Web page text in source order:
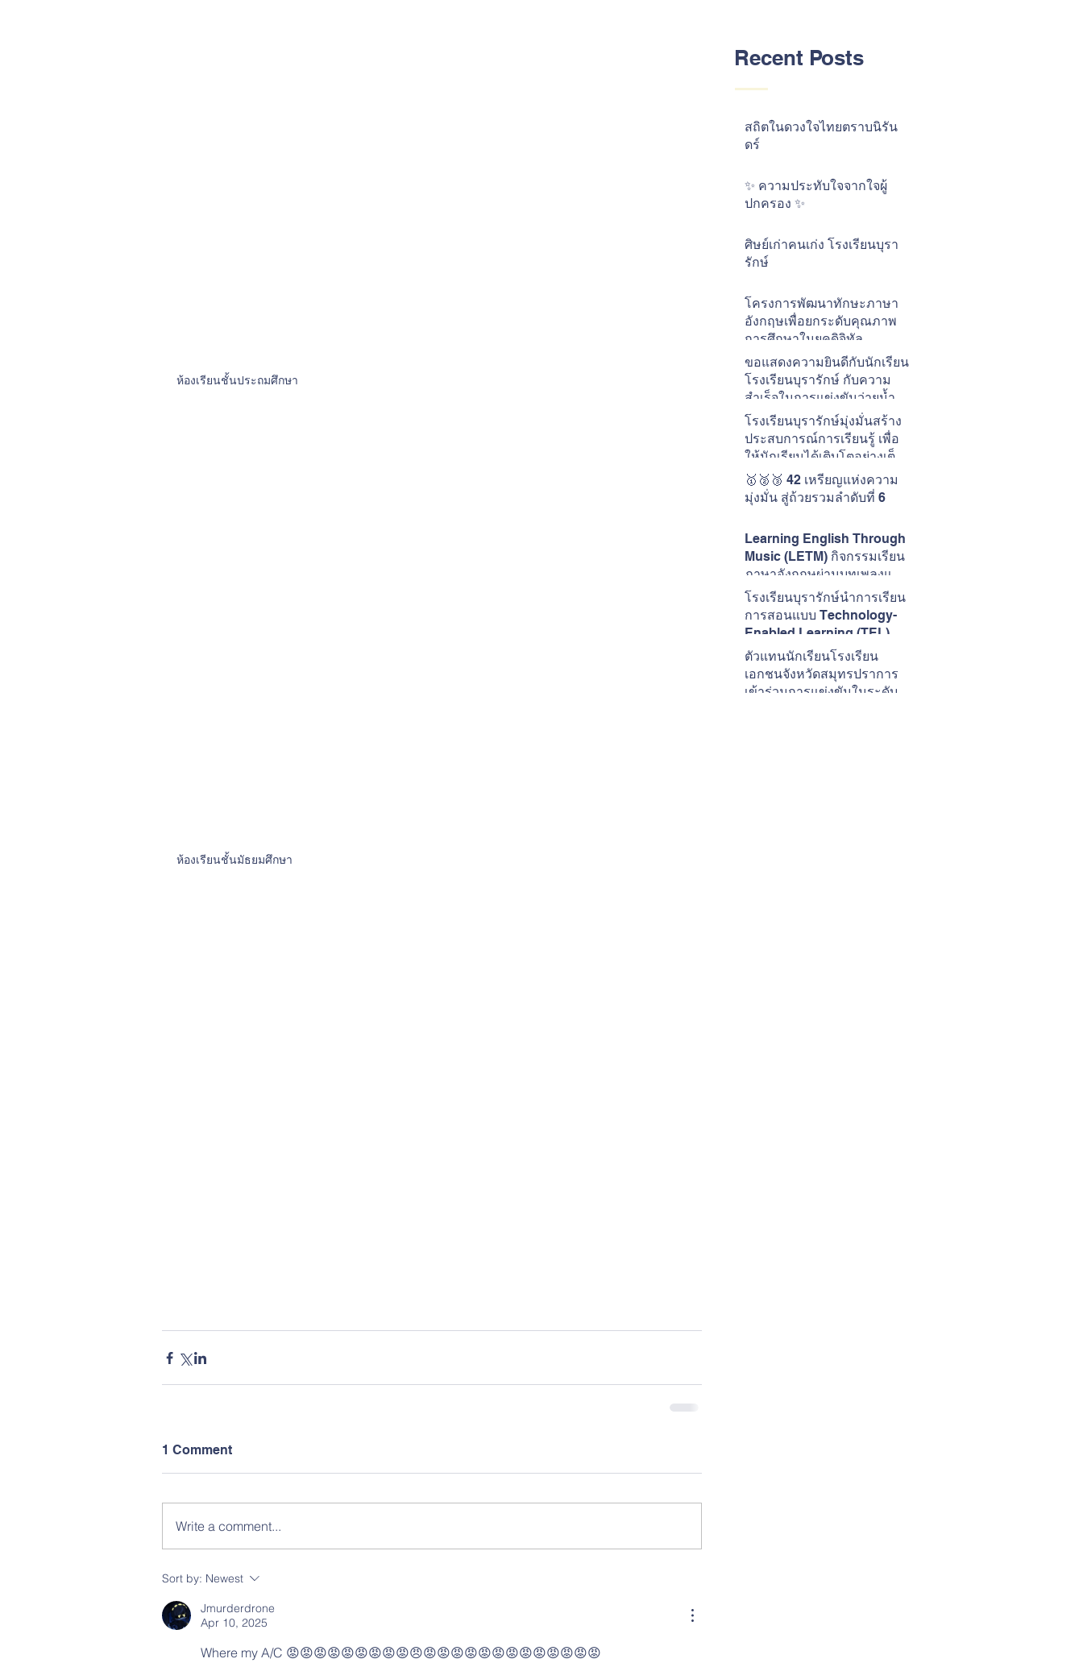
Recent Posts
สถิตในดวงใจไทยตราบนิรัน
ดร์
✨ ความประทับใจจากใจผู้
ปกครอง ✨
ศิษย์เก่าคนเก่ง โรงเรียนบุรา
รักษ์
โครงการพัฒนาทักษะภาษา
อังกฤษเพื่อยกระดับคุณภาพ
การศึกษาในยุคดิจิทัล
โรงเรียนบุรารักษ์
ขอแสดงความยินดีกับนักเรียน
โรงเรียนบุรารักษ์ กับความ
สำเร็จในการแข่งขันว่ายน้ำ
The ONE CUP #15
โรงเรียนบุรารักษ์มุ่งมั่นสร้าง
ประสบการณ์การเรียนรู้ เพื่อ
ให้นักเรียนได้เติบโตอย่างเต็ม
ศักยภาพในแบบของตนเอง
🥇🥈🥉 42 เหรียญแห่งความ
มุ่งมั่น สู่ถ้วยรวมลำดับที่ 6
Learning English Through
Music (LETM) กิจกรรมเรียน
ภาษาอังกฤษผ่านบทเพลงและ
เสียงดนตรี
โรงเรียนบุรารักษ์นำการเรียน
การสอนแบบ Technology-
Enabled Learning (TEL) มา
ใช้ในการพัฒนาการเรียนการ
สอนวิชาภาษาอังกฤษ
ตัวแทนนักเรียนโรงเรียน
เอกชนจังหวัดสมุทรปราการ
เข้าร่วมการแข่งขันในระดับ
ห้องเรียนชั้นประถมศึกษา
ห้องเรียนชั้นมัธยมศึกษา
1 Comment
Write a comment...
Sort by: Newest
Jmurderdrone
Apr 10, 2025
Where my A/C 😡😡😡😡😡😡😡😡😡😠😡😡😡😡😡😡😡😡😡😡😡😡😡